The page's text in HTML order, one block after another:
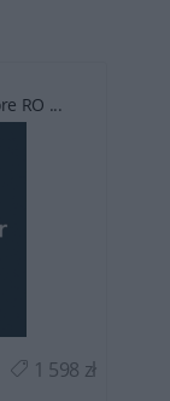
RO ...
1 598 zł